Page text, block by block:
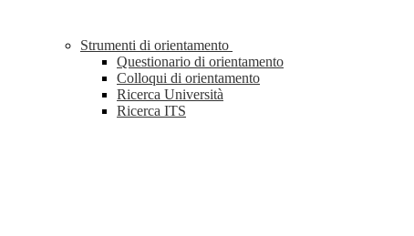
Strumenti di orientamento
Questionario di orientamento
Colloqui di orientamento
Ricerca Università
Ricerca ITS